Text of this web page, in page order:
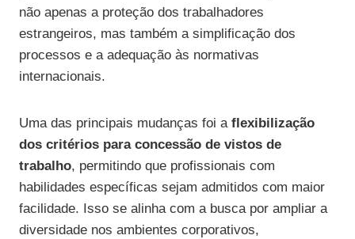
não apenas a proteção dos trabalhadores
estrangeiros, mas também a simplificação dos
processos e a adequação às normativas
internacionais.
Uma das principais mudanças foi a flexibilização
dos critérios para concessão de vistos de
trabalho, permitindo que profissionais com
habilidades específicas sejam admitidos com maior
facilidade. Isso se alinha com a busca por ampliar a
diversidade nos ambientes corporativos,